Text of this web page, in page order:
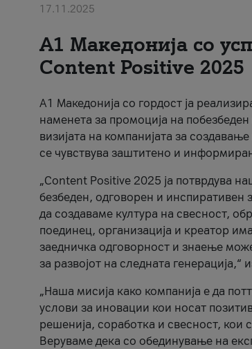
17.11.2025
А1 Македонија со
Content Positive 2025
А1 Македонија со гордост ја
наменета за промоција на
визијата на компанијата за
се чувствува заштитено и
„Content Positive 2025 ја потврдува
безбеден, одговорен и инспиративен
да создаваме култура на свесност,
поединец, организација и креатор
заедничка одговорност и знаење
за развојот на следната
„Наша мисија како компанија е да
услови за иновации кои носат
решенија, соработка и свесност, кои
Веруваме дека со обединување на